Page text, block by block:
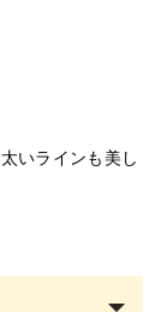
いラインも美し